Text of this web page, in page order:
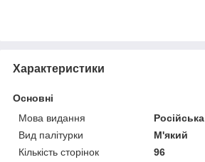
Характеристики
Основні
Мова видання
Російська
Вид палітурки
М'який
Кількість сторінок
96